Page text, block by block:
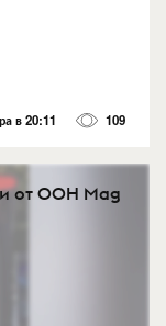
в 20:11 109
от OOH Mag